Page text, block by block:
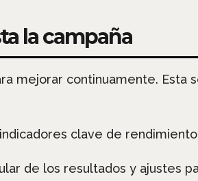
la campaña
mejorar continuamente. Esta
clave de
de los resultados y ajustes